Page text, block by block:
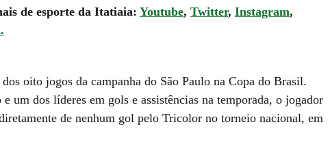
de esporte da Itatiaia: Youtube, Twitter, Instagram,
oito jogos da campanha do São Paulo na Copa do Brasil.
e um dos líderes em gols e assistências na temporada, o jogador
de nenhum gol pelo Tricolor no torneio nacional, em